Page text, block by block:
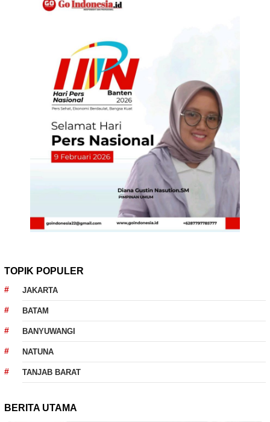
TOPIK POPULER
JAKARTA
BATAM
BANYUWANGI
NATUNA
TANJAB BARAT
BERITA UTAMA